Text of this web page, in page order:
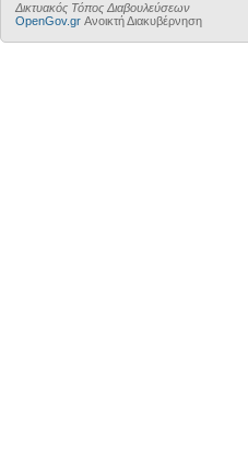
Δικτυακός Τόπος Διαβουλεύσεων
OpenGov.gr Ανοικτή Διακυβέρνηση